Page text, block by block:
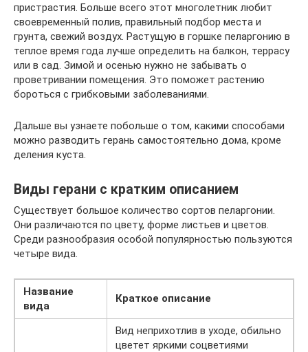
пристрастия. Больше всего этот многолетник любит
своевременный полив, правильный подбор места и
грунта, свежий воздух. Растущую в горшке пеларгонию в
теплое время года лучше определить на балкон, террасу
или в сад. Зимой и осенью нужно не забывать о
проветривании помещения. Это поможет растению
бороться с грибковыми заболеваниями.
Дальше вы узнаете побольше о том, какими способами
можно разводить герань самостоятельно дома, кроме
деления куста.
Виды герани с кратким описанием
Существует большое количество сортов пеларгонии.
Они различаются по цвету, форме листьев и цветов.
Среди разнообразия особой популярностью пользуются
четыре вида.
Название
вида
Краткое описание
Вид неприхотлив в уходе, обильно
цветет яркими соцветиями